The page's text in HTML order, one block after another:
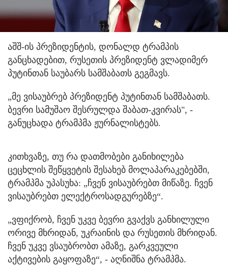
აშშ-ის პრეზიდენტის, დონალდ ტრამპის
განცხადებით, რუსეთის პრეზიდენტ ვლადიმერ
პუტინთან საუბარს სამშაბათს გეგმავს.
„მე ვისაუბრებ პრეზიდენტ პუტინთან სამშაბათს.
ბევრი სამუშაო შესრულდა შაბათ-კვირას", -
განუცხადა ტრამპმა ჟურნალისტებს.
კითხვაზე, თუ რა დათმობები განიხილება
ცეცხლის შეწყვეტის შესახებ მოლაპარაკებებში,
ტრამპმა უპასუხა: „ჩვენ ვისაუბრებთ მიწაზე. ჩვენ
ვისაუბრებთ ელექტროსადგურებზე“.
„ვფიქრობ, ჩვენ უკვე ბევრი გვაქვს განხილული
ორივე მხრიდან, უკრაინის და რუსეთის მხრიდან.
ჩვენ უკვე ვსაუბრობთ ამაზე, გარკვეული
აქტივების გაყოფაზე“, - აღნიშნა ტრამპმა.